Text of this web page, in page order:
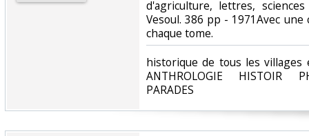
d'agriculture, lettres,
Vesoul. 386 pp - 1971Avec
chaque tome. ‎
‎historique de tous les villages
ANTHROLOGIE HISTOIR
PARADES‎